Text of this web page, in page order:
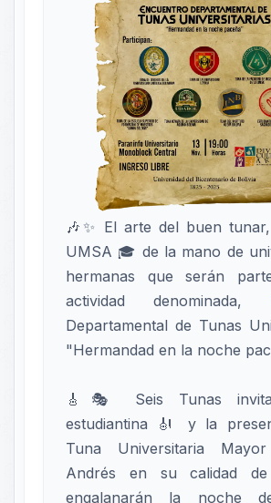
🎶✨ El arte del buen
UMSA 🎓 de la mano de
hermanas que serán
actividad denominada,
Departamental de Tunas
"Hermandad en la noche
🎸🎭 Seis Tunas
estudiantina 🎻 y la
Tuna Universitaria
Andrés en su calidad de
engalanarán la noche